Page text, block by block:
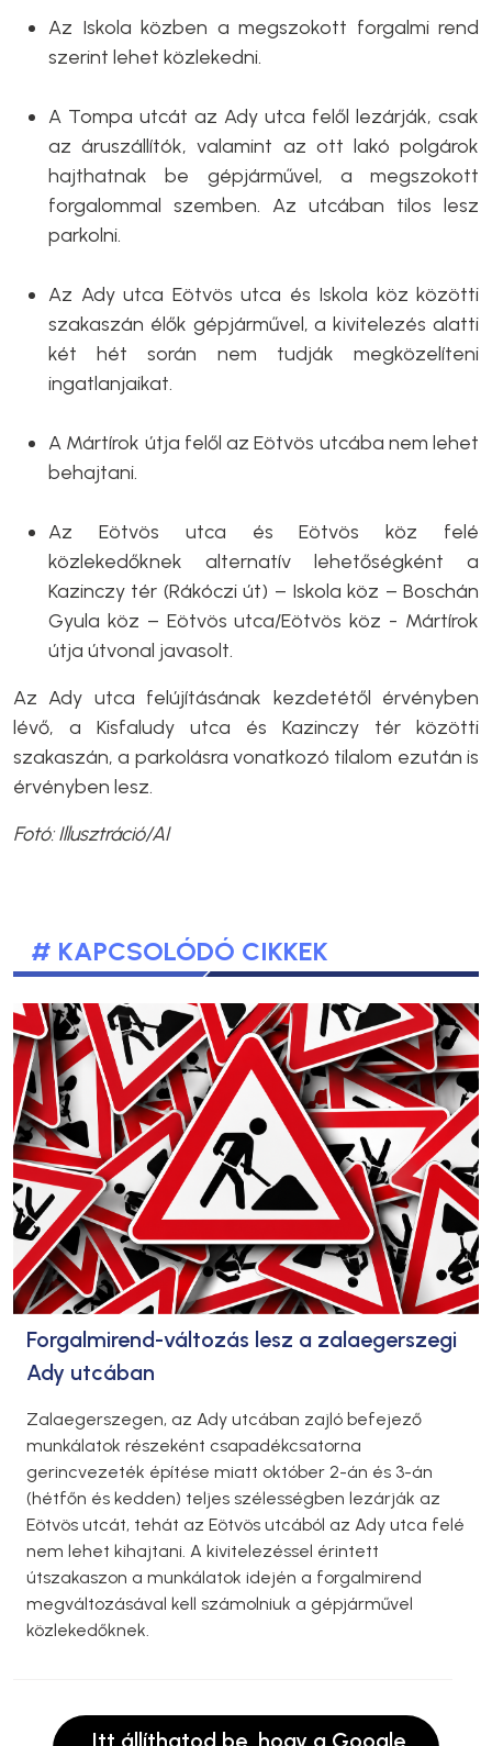
Az Iskola közben a megszokott forgalmi rend
szerint lehet közlekedni.
A Tompa utcát az Ady utca felől lezárják, csak
az áruszállítók, valamint az ott lakó polgárok
hajthatnak be gépjárművel, a megszokott
forgalommal szemben. Az utcában tilos lesz
parkolni.
Az Ady utca Eötvös utca és Iskola köz közötti
szakaszán élők gépjárművel, a kivitelezés alatti
két hét során nem tudják megközelíteni
ingatlanjaikat.
A Mártírok útja felől az Eötvös utcába nem lehet
behajtani.
Az Eötvös utca és Eötvös köz felé
közlekedőknek alternatív lehetőségként a
Kazinczy tér (Rákóczi út) – Iskola köz – Boschán
Gyula köz – Eötvös utca/Eötvös köz - Mártírok
útja útvonal javasolt.
Az Ady utca felújításának kezdetétől érvényben
lévő, a Kisfaludy utca és Kazinczy tér közötti
szakaszán, a parkolásra vonatkozó tilalom ezután is
érvényben lesz.
Fotó: Illusztráció/AI
# KAPCSOLÓDÓ CIKKEK
Forgalmirend-változás lesz a zalaegerszegi
Ady utcában
Zalaegerszegen, az Ady utcában zajló befejező
munkálatok részeként csapadékcsatorna
gerincvezeték építése miatt október 2-án és 3-án
(hétfőn és kedden) teljes szélességben lezárják az
Eötvös utcát, tehát az Eötvös utcából az Ady utca felé
nem lehet kihajtani. A kivitelezéssel érintett
útszakaszon a munkálatok idején a forgalmirend
megváltozásával kell számolniuk a gépjárművel
közlekedőknek.
Itt állíthatod be, hogy a Google